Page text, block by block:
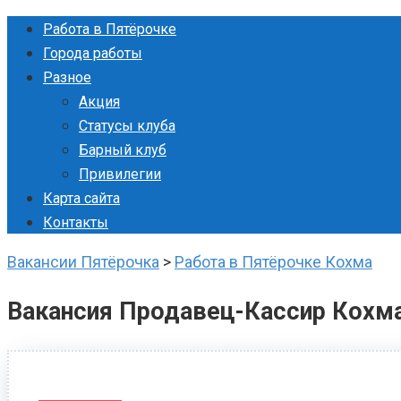
Перейти
контенту
Работа в Пятёрочке
Города работы
Разное
Акция
Статусы клуба
Барный клуб
Привилегии
Карта сайта
Контакты
Вакансии Пятёрочка > Работа в Пятёрочке Кохма
Вакансия Продавец-Кассир